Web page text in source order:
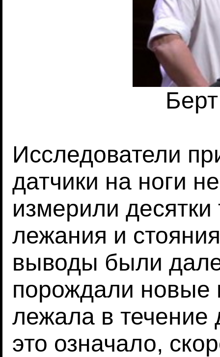
Исследователи
датчики на ноги
измерили
лежания и
выводы были
порождали новые
лежала в течение
это означало,